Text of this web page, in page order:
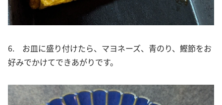
6. お皿に盛り付けたら、マヨネーズ、青のり、鰹節をお
好みでかけてできあがりです。